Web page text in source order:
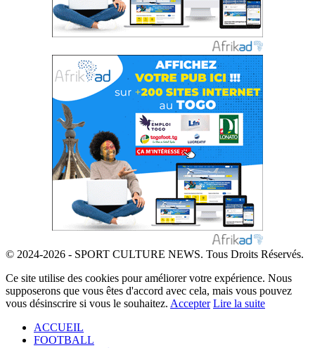
© 2024-2026 - SPORT CULTURE NEWS. Tous Droits Réservés.
Ce site utilise des cookies pour améliorer votre expérience. Nous
supposerons que vous êtes d'accord avec cela, mais vous pouvez
vous désinscrire si vous le souhaitez. Accepter Lire la suite
ACCUEIL
FOOTBALL